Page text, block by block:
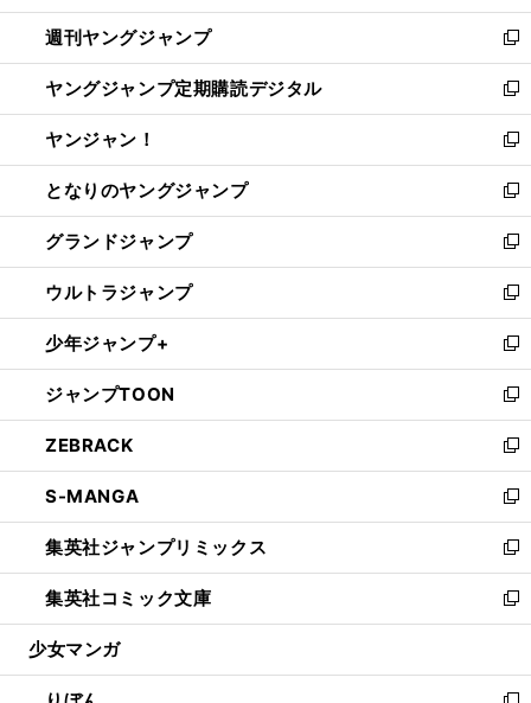
開
く
ウ
で
開
く
ン
ド
ウ
で
開
く
ウ
ィ
ン
ド
ウ
で
開
く
週刊ヤングジャンプ
新
し
い
ウ
ィ
ン
ド
ウ
で
開
く
ヤングジャンプ定期購読デジタル
新
し
い
ウ
ィ
ン
ド
ウ
で
開
く
ヤンジャン！
新
し
い
ウ
ィ
ン
ド
ウ
で
開
く
となりのヤングジャンプ
新
し
い
ウ
ィ
ン
ド
ウ
で
開
く
グランドジャンプ
新
し
い
ウ
ィ
ン
ド
ウ
で
開
く
ウルトラジャンプ
新
し
い
ウ
ィ
ン
ド
ウ
で
開
く
少年ジャンプ+
新
し
い
ウ
ィ
ン
ド
ウ
で
開
く
ジャンプTOON
新
し
い
ウ
ィ
ン
ド
ウ
で
開
ZEBRACK
新
し
い
ウ
ィ
ン
ド
ウ
開
S-MANGA
新
し
い
ウ
ィ
ン
ウ
集英社ジャンプリミックス
新
し
い
ウ
ン
集英社コミック文庫
新
し
ウ
少女マンガ